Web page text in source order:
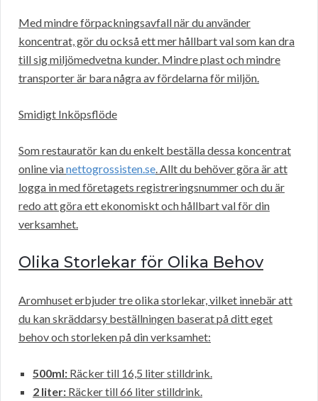
Med mindre förpackningsavfall när du använder
koncentrat, gör du också ett mer hållbart val som kan dra
till sig miljömedvetna kunder. Mindre plast och mindre
transporter är bara några av fördelarna för miljön.
Smidigt Inköpsflöde
Som restauratör kan du enkelt beställa dessa koncentrat
online vianettogrossisten.se. Allt du behöver göra är att
logga in med företagets registreringsnummer och du är
redo att göra ett ekonomiskt och hållbart val för din
verksamhet.
Olika Storlekar för Olika Behov
Aromhuset erbjuder tre olika storlekar, vilket innebär att
du kan skräddarsy beställningen baserat på ditt eget
behov och storleken på din verksamhet:
500ml: Räcker till 16,5 liter stilldrink.
2 liter: Räcker till 66 liter stilldrink.